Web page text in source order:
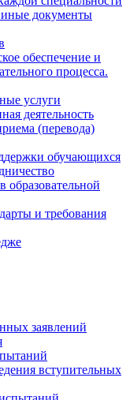
документы
обеспечение и
процесса.
услуги
деятельность
(перевода)
обучающихся
образовательной
и требования
заявлений
вступительных